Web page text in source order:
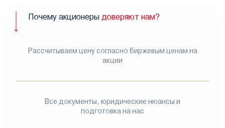
Почему акционеры доверяют нам?
Рассчитываем цену согласно биржевым ценам на
акции
Все документы, юридические нюансы и
подготовка на нас